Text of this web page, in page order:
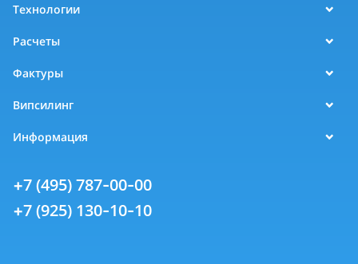
Технологии
Расчеты
Фактуры
Випсилинг
Информация
+7 (495) 787-00-00
+7 (925) 130-10-10